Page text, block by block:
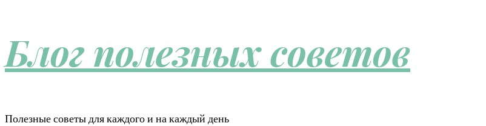
Блог полезных советов
Полезные советы для каждого и на каждый день